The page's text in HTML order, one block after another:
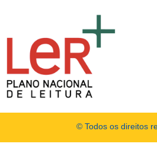
© Todos os direitos